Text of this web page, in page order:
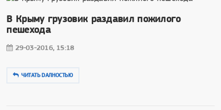
В Крыму грузовик раздавил пожилого
пешехода
29-03-2016, 15:18
ЧИТАТЬ DAЛНОСТЬЮ